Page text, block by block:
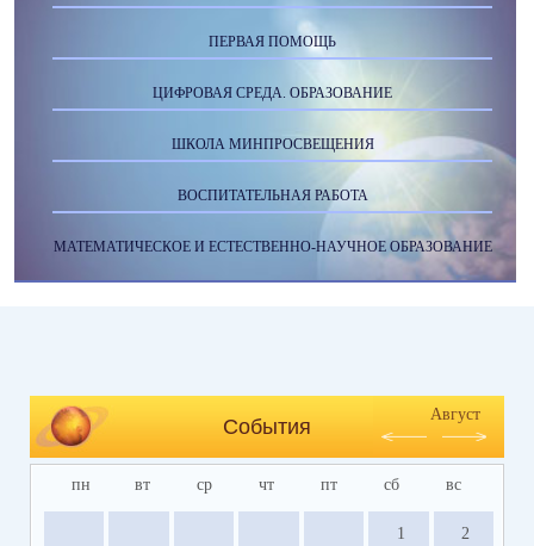
ПЕРВАЯ ПОМОЩЬ
ЦИФРОВАЯ СРЕДА. ОБРАЗОВАНИЕ
ШКОЛА МИНПРОСВЕЩЕНИЯ
ВОСПИТАТЕЛЬНАЯ РАБОТА
МАТЕМАТИЧЕСКОЕ И ЕСТЕСТВЕННО-НАУЧНОЕ ОБРАЗОВАНИЕ
События
Август
пн вт ср чт пт сб вс
1 2